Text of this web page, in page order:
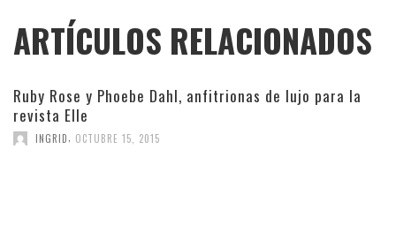
ARTÍCULOS RELACIONADOS
Ruby Rose y Phoebe Dahl, anfitrionas de lujo para la
revista Elle
INGRID, OCTUBRE 15, 2015